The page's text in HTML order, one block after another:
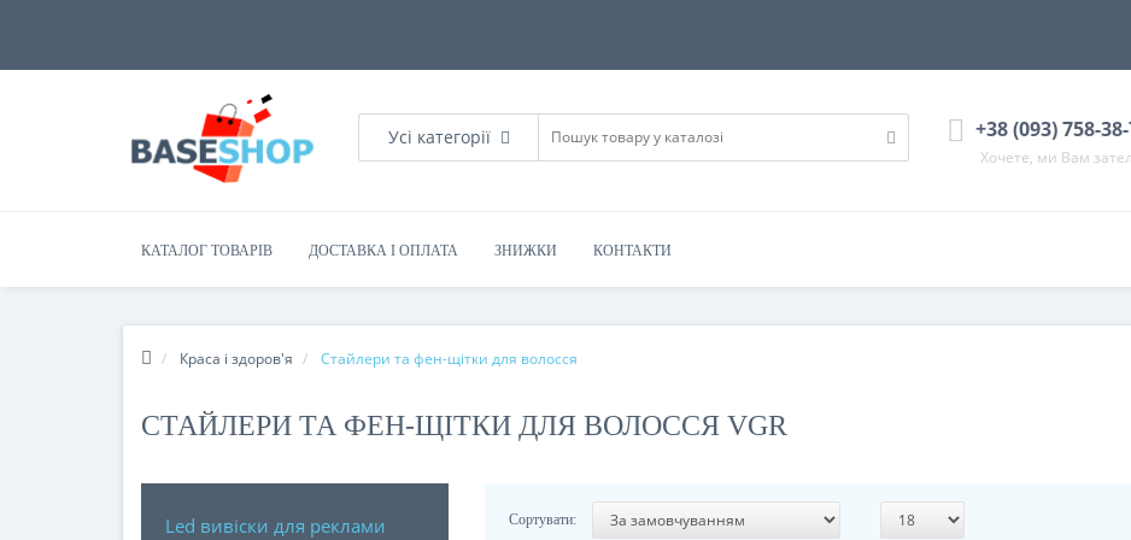
Усі категорії +38 (093) 758-
Хочете, ми Вам
КАТАЛОГ ТОВАРІВ ДОСТАВКА І ОПЛАТА ЗНИЖКИ КОНТАКТИ
Краса і здоров'я Стайлери та фен-щітки для волосся
СТАЙЛЕРИ ТА ФЕН-ЩІТКИ ДЛЯ ВОЛОССЯ VGR
Led вивіски для реклами Сортувати: